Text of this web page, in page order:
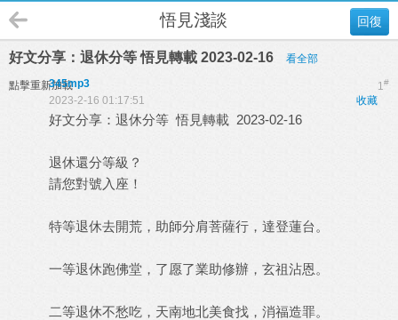
回復
悟見淺談
好文分享：退休分等 悟見轉載 2023-02-16 看全部
點擊重新加載 1#
345mp3
收藏
2023-2-16 01:17:51
好文分享：退休分等 悟見轉載 2023-02-16
退休還分等級？
請您對號入座！
特等退休去開荒，助師分肩菩薩行，達登蓮台。
一等退休跑佛堂，了愿了業助修辦，玄祖沾恩。
二等退休不愁吃，天南地北美食找，消福造罪。